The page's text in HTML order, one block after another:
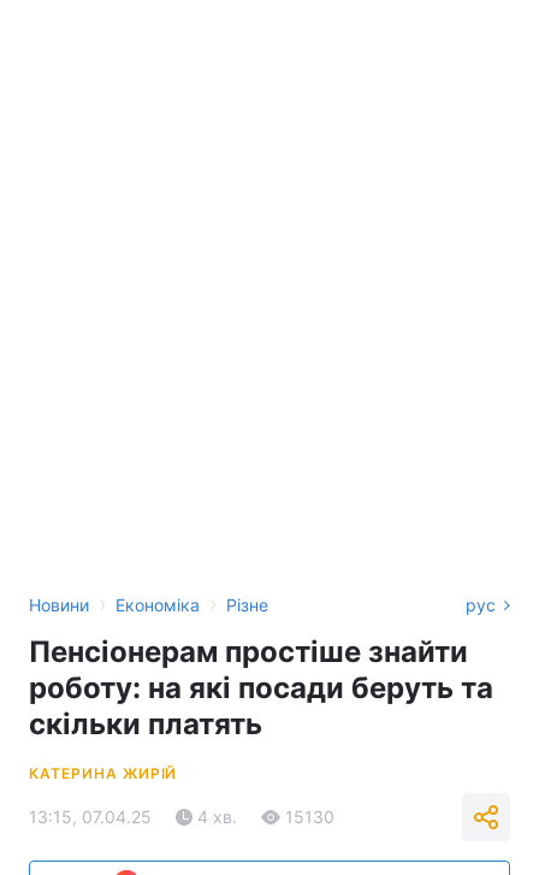
Новини › Економіка › Різне рус
Пенсіонерам простіше знайти
роботу: на які посади беруть та
скільки платять
КАТЕРИНА ЖИРІЙ
13:15, 07.04.25 4 хв. 15130